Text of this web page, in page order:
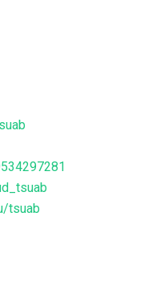
tsuab